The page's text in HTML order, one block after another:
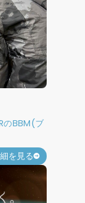
のBBM(ブ
を見る